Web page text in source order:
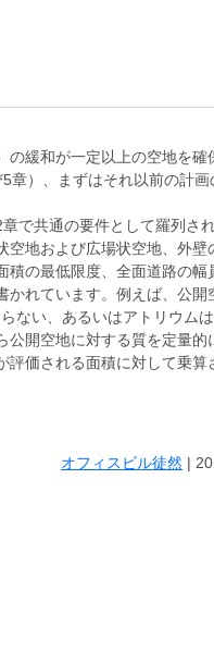
緩和が一定以上の空地を
）、まずはそれ以前の計
で共通の要件として羅列さ
地および広場状空地、外
の最低限度、全面道路の幅
れています。例えば、公
ない、あるいはアトリウム
開空地に対する質を定量
価される面積に対して乗算
オフィスビル徒然 |